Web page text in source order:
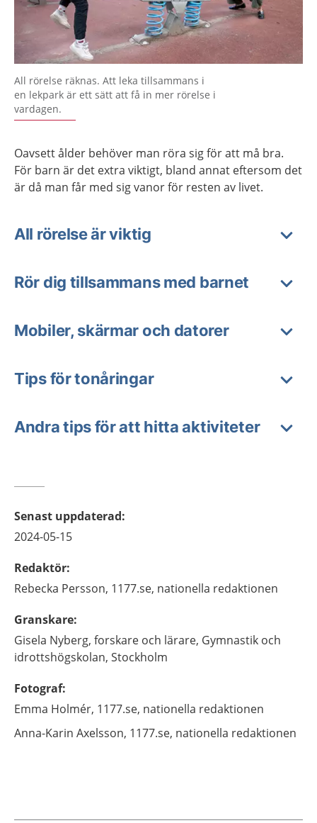
All rörelse räknas. Att leka tillsammans i
en lekpark är ett sätt att få in mer rörelse i
vardagen.
Oavsett ålder behöver man röra sig för att må bra.
För barn är det extra viktigt, bland annat eftersom det
är då man får med sig vanor för resten av livet.
All rörelse är viktig
Rör dig tillsammans med barnet
Mobiler, skärmar och datorer
Tips för tonåringar
Andra tips för att hitta aktiviteter
Senast uppdaterad:
2024-05-15
Redaktör:
Rebecka Persson, 1177.se, nationella redaktionen
Granskare:
Gisela Nyberg, forskare och lärare, Gymnastik och
idrottshögskolan, Stockholm
Fotograf:
Emma Holmér, 1177.se, nationella redaktionen
Anna-Karin Axelsson, 1177.se, nationella redaktionen